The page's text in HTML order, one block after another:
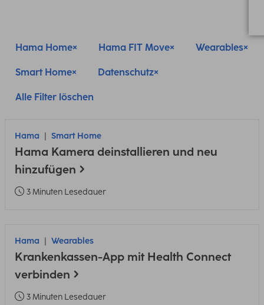
Hama Home Hama FIT Move Wearables
Smart Home Datenschutz
Alle Filter löschen
Hama Smart Home
Hama Kamera deinstallieren und neu
hinzufügen
3 Minuten Lesedauer
Hama Wearables
Krankenkassen-App mit Health Connect
verbinden
3 Minuten Lesedauer